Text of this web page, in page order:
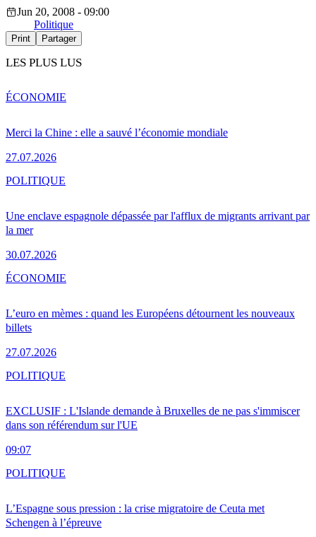
Jun 20, 2008 - 09:00
Politique
Print Partager
LES PLUS LUS
Merci la Chine : elle a sauvé l’économie mondiale
27.07.2026
ÉCONOMIE
Une enclave espagnole dépassée par l'afflux de migrants arrivant par
la mer
30.07.2026
POLITIQUE
L’euro en mèmes : quand les Européens détournent les nouveaux
billets
27.07.2026
ÉCONOMIE
EXCLUSIF : L'Islande demande à Bruxelles de ne pas s'immiscer
dans son référendum sur l'UE
09:07
POLITIQUE
L’Espagne sous pression : la crise migratoire de Ceuta met
Schengen à l’épreuve
POLITIQUE